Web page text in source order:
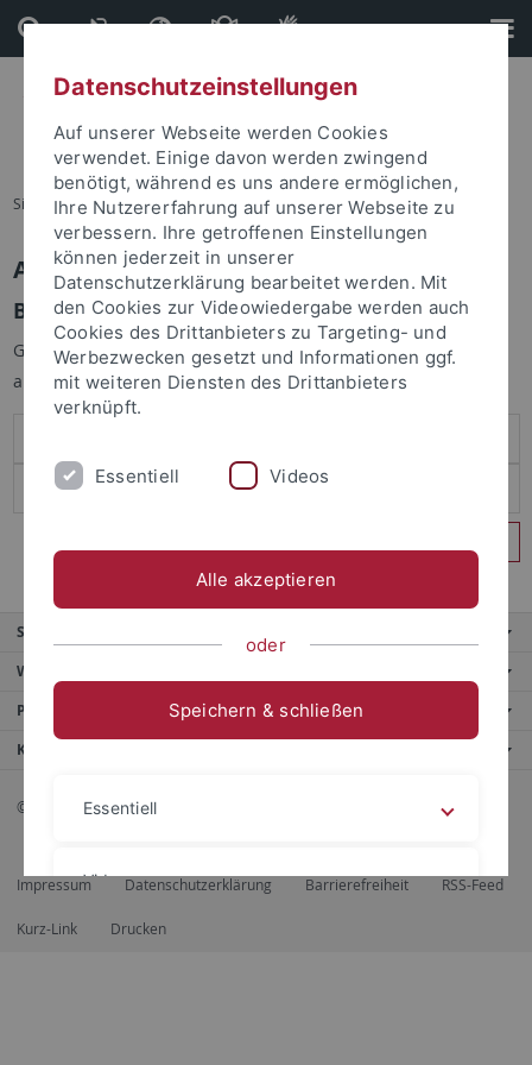
Direkt
zum
Inhalt
Direkt
zur
Fußleiste
Sie sind hier: Startseite
Anmelden
Benutzeranmeldung
Geben Sie Ihren Benutzernamen und Ihr Passwort an um sich
anzumelden:
Service
Weitere Angebote
Portale
Kontaktinfo
© 2026 Eberhard Karls Universität Tübingen, Tübingen
Impressum Datenschutzerklärung Barrierefreiheit RSS-Feed
Kurz-Link Drucken
Datenschutzeinstellungen
Auf unserer Webseite werden Cookies
verwendet. Einige davon werden zwingend
benötigt, während es uns andere ermöglichen,
Ihre Nutzererfahrung auf unserer Webseite zu
verbessern. Ihre getroffenen Einstellungen
können jederzeit in unserer
Datenschutzerklärung bearbeitet werden. Mit
den Cookies zur Videowiedergabe werden auch
Cookies des Drittanbieters zu Targeting- und
Werbezwecken gesetzt und Informationen ggf.
mit weiteren Diensten des Drittanbieters
verknüpft.
Essentiell Videos
Alle akzeptieren
oder
Speichern & schließen
Essentiell
Videos